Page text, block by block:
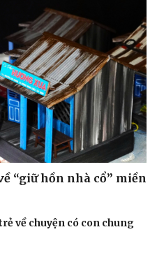
“giữ hồn nhà cổ” miền
về chuyện có con chung